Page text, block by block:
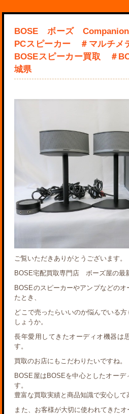
BOSE ボーズ
PCスピーカー ＃マルチメ
BOSEスピーカー買取 ＃
城県
ご覧いただきありがとうございます。
BOSE宅配買取専門店 ボーズ屋の最
BOSEのスピーカーやアンプなどの
たとき、
どこで売ったらいいのか悩んでいる
しょうか。
長年愛用してきたオーディオ機器は
す。
買取のお店にもこだわりたいですね。
BOSE屋はBOSEを中心としたオー
す。
豊富な買取実績と商品知識で安心して
また、お客様が大切に使われてきた